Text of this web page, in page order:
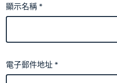
顯示名稱*
電子郵件地址*